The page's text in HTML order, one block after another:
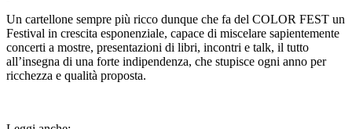
Un cartellone sempre più ricco dunque che fa del COLOR FEST un
Festival in crescita esponenziale, capace di miscelare sapientemente
concerti a mostre, presentazioni di libri, incontri e talk, il tutto
all’insegna di una forte indipendenza, che stupisce ogni anno per
ricchezza e qualità proposta.